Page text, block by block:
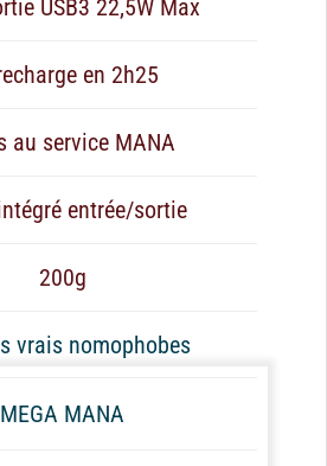
USB3 22,5W Max
en 2h25
au service MANA
entrée/sortie
200g
vrais nomophobes
MEGA MANA